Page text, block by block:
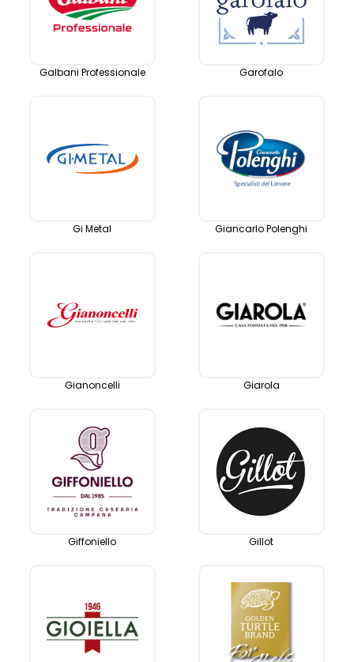
Galbani Professionale Garofalo
Gi Metal Giancarlo Polenghi
Gianoncelli Giarola
Giffoniello Gillot